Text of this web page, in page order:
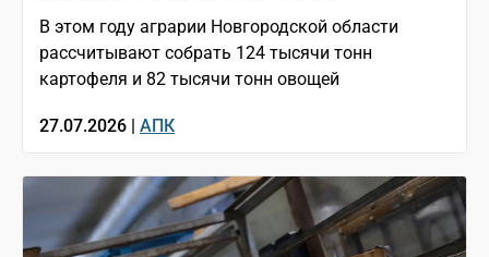
В этом году аграрии Новгородской области
рассчитывают собрать 124 тысячи тонн
картофеля и 82 тысячи тонн овощей
27.07.2026 | АПК